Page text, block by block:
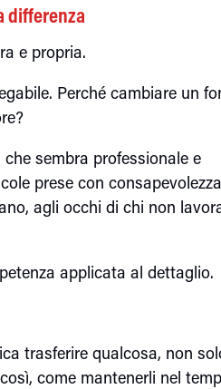
differenza
e propria.
Perché cambiare un
sembra professionale e
prese con
agli occhi di chi non
applicata al dettaglio.
trasferire qualcosa, non
come mantenerli nel